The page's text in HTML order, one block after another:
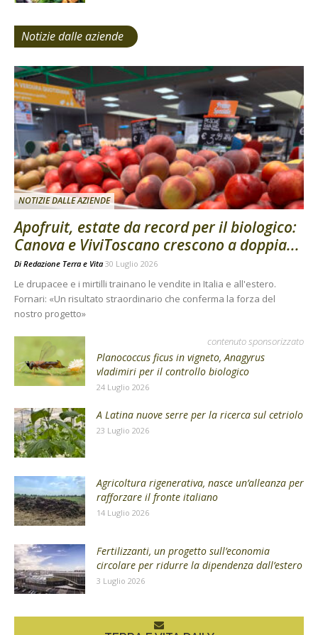
Notizie dalle aziende
NOTIZIE DALLE AZIENDE
Apofruit, estate da record per il biologico:
Canova e ViviToscano crescono a doppia...
Di Redazione Terra e Vita 30 Luglio 2026
Le drupacee e i mirtilli trainano le vendite in Italia e all'estero.
Fornari: «Un risultato straordinario che conferma la forza del
nostro progetto»
contenuto sponsorizzato
Planococcus ficus in vigneto, Anagyrus
vladimiri per il controllo biologico
24 Luglio 2026
A Latina nuove serre per la ricerca sul cetriolo
23 Luglio 2026
Agricoltura rigenerativa, nasce un’alleanza per
rafforzare il fronte italiano
14 Luglio 2026
Fertilizzanti, un progetto sull’economia
circolare per ridurre la dipendenza dall’estero
3 Luglio 2026